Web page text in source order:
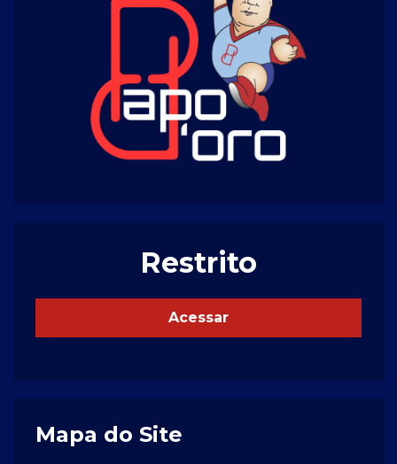
Restrito
Acessar
Mapa do Site